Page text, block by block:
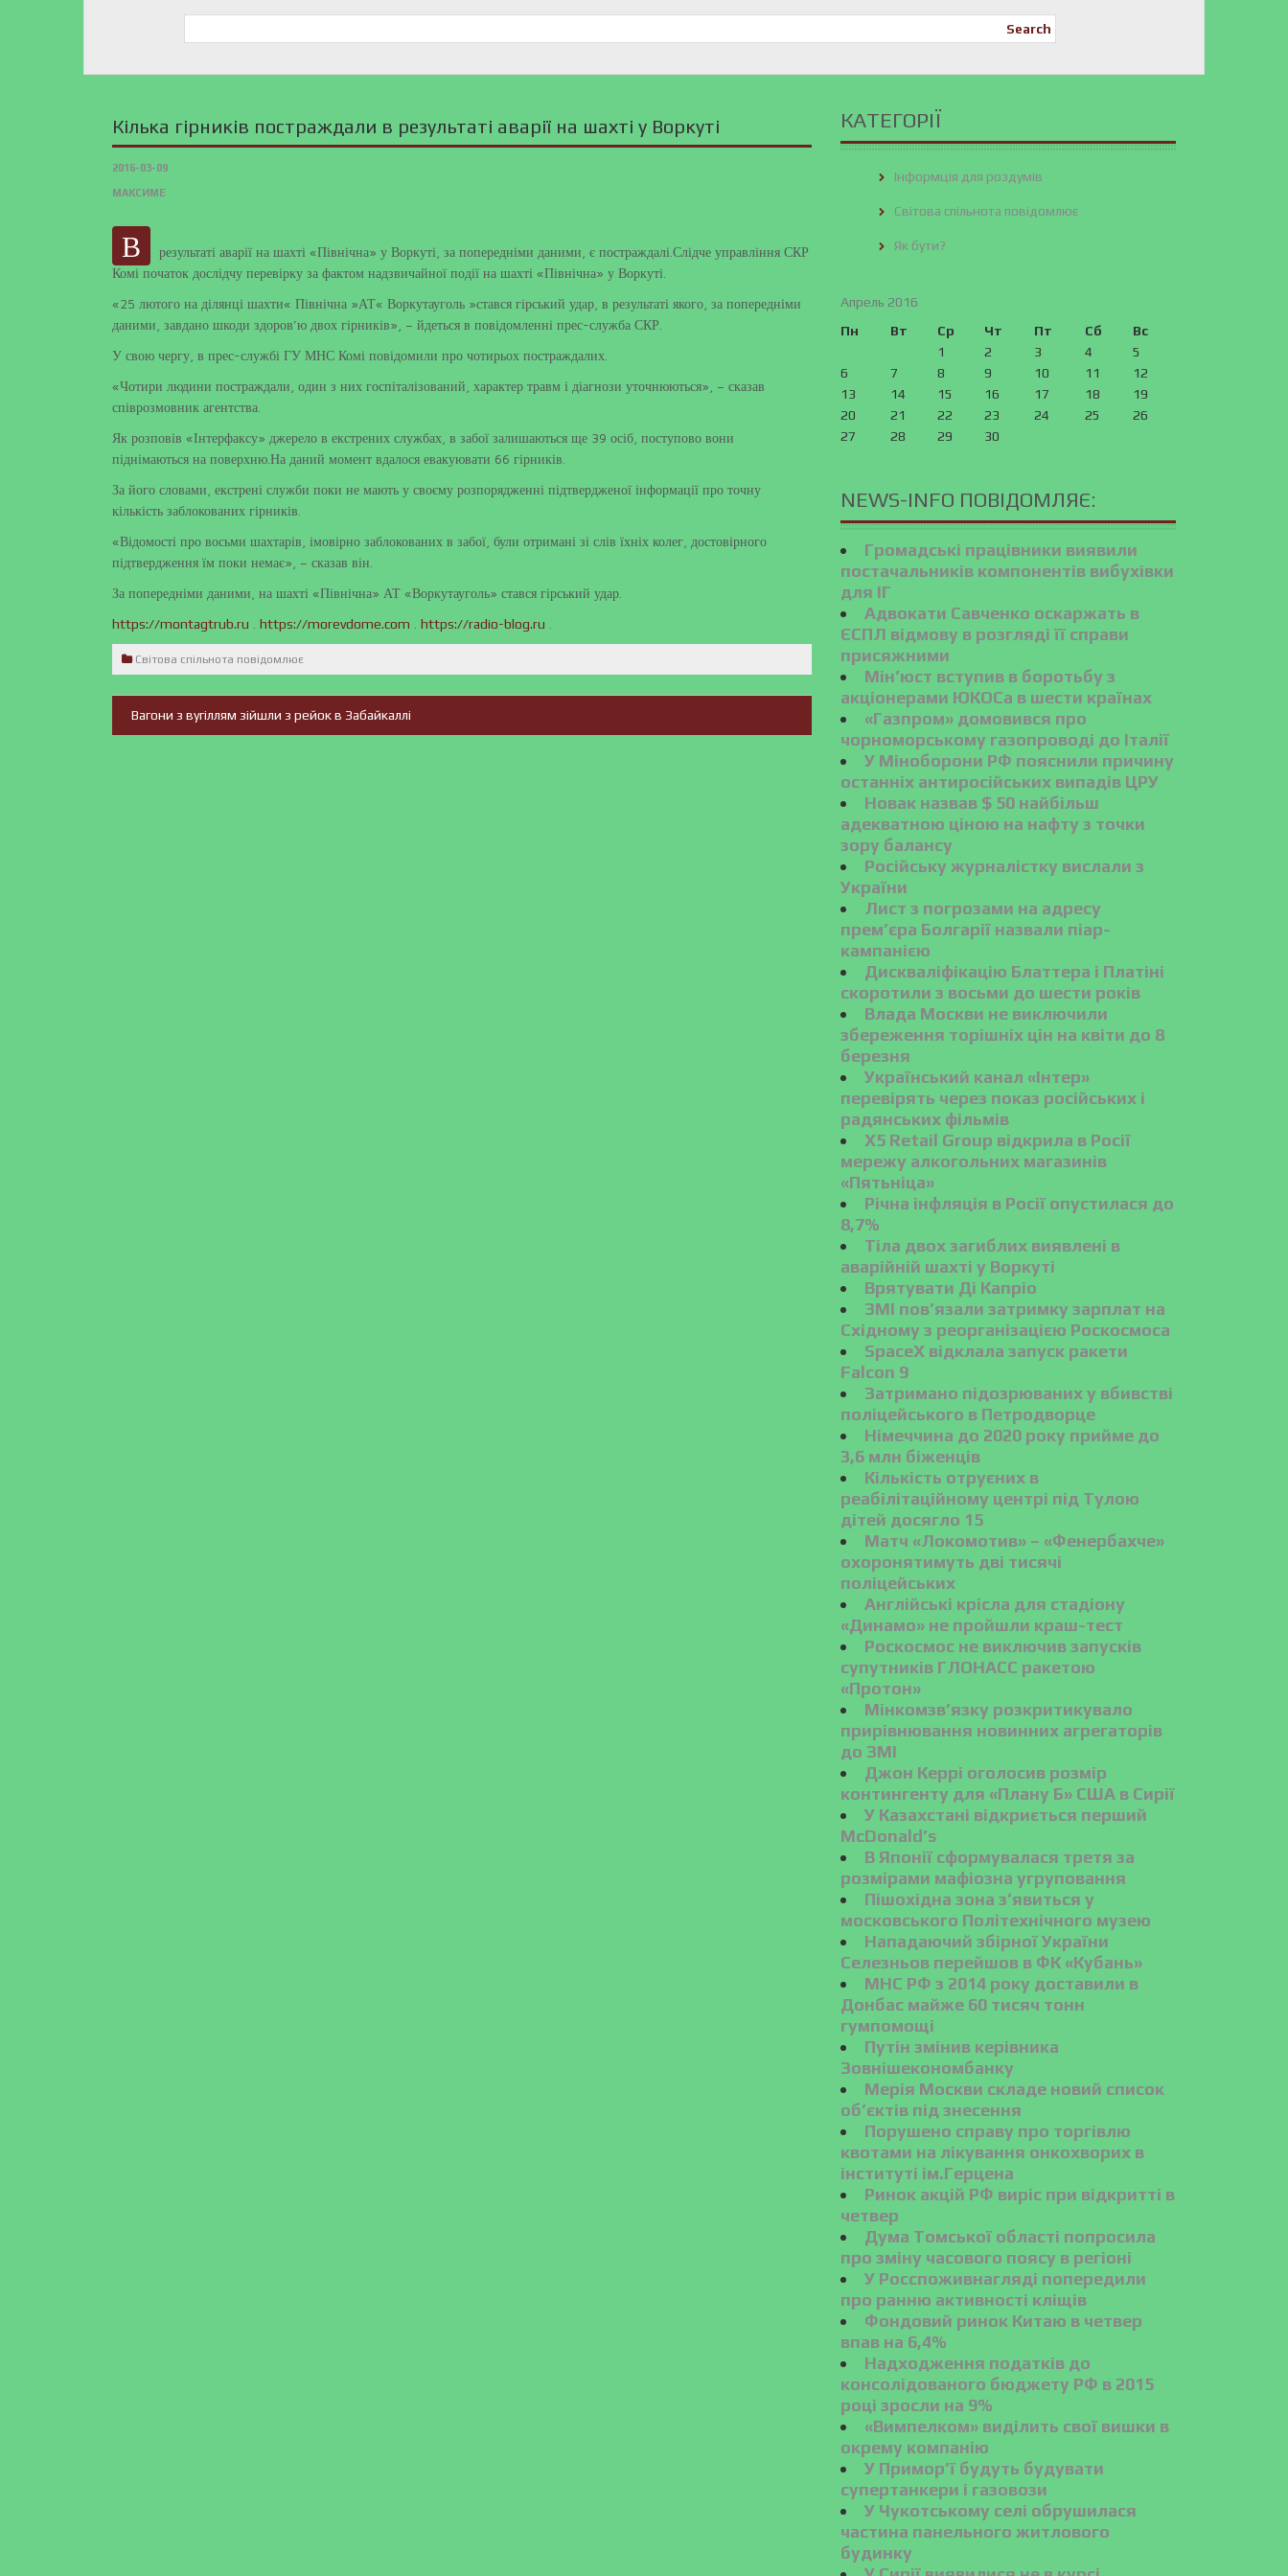
Search
Кілька гірників постраждали в результаті аварії на шахті у Воркуті
2016-03-09
МАКСИМЕ
В
результаті аварії на шахті «Північна» у Воркуті, за попередніми даними, є постраждалі.Слідче управління СКР
Комі початок дослідчу перевірку за фактом надзвичайної події на шахті «Північна» у Воркуті.
«25 лютого на ділянці шахти« Північна »АТ« Воркутауголь »стався гірський удар, в результаті якого, за попередніми
даними, завдано шкоди здоров’ю двох гірників», – йдеться в повідомленні прес-служба СКР.
У свою чергу, в прес-службі ГУ МНС Комі повідомили про чотирьох постраждалих.
«Чотири людини постраждали, один з них госпіталізований, характер травм і діагнози уточнюються», – сказав
співрозмовник агентства.
Як розповів «Інтерфаксу» джерело в екстрених службах, в забої залишаються ще 39 осіб, поступово вони
піднімаються на поверхню.На даний момент вдалося евакуювати 66 гірників.
За його словами, екстрені служби поки не мають у своєму розпорядженні підтвердженої інформації про точну
кількість заблокованих гірників.
«Відомості про восьми шахтарів, імовірно заблокованих в забої, були отримані зі слів їхніх колег, достовірного
підтвердження їм поки немає», – сказав він.
За попередніми даними, на шахті «Північна» АТ «Воркутауголь» стався гірський удар.
https://montagtrub.ru https://morevdome.com https://radio-blog.ru
Світова спільнота повідомлює
Навігація
Вагони з вугіллям зійшли з рейок в Забайкаллі
КАТЕГОРІЇ
Інформція для роздумів
Світова спільнота повідомлює
Як бути?
Апрель 2016
Пн
Вт Ср Чт Пт Сб
Вс
1
2 3 4
5
6
7 8 9 10 11
12
13
14 15 16 17 18
19
20
21 22 23 24 25
26
27
28 29 30
NEWS-INFO ПОВІДОМЛЯЄ:
Громадські працівники виявили
постачальників компонентів вибухівки
для ІГ
Адвокати Савченко оскаржать в
ЄСПЛ відмову в розгляді її справи
присяжними
Мін’юст вступив в боротьбу з
акціонерами ЮКОСа в шести країнах
«Газпром» домовився про
чорноморському газопроводі до Італії
У Міноборони РФ пояснили причину
останніх антиросійських випадів ЦРУ
Новак назвав $ 50 найбільш
адекватною ціною на нафту з точки
зору балансу
Російську журналістку вислали з
України
Лист з погрозами на адресу
прем’єра Болгарії назвали піар-
кампанією
Дискваліфікацію Блаттера і Платіні
скоротили з восьми до шести років
Влада Москви не виключили
збереження торішніх цін на квіти до 8
березня
Український канал «Інтер»
перевірять через показ російських і
радянських фільмів
X5 Retail Group відкрила в Росії
мережу алкогольних магазинів
«Пятьніца»
Річна інфляція в Росії опустилася до
8,7%
Тіла двох загиблих виявлені в
аварійній шахті у Воркуті
Врятувати Ді Капріо
ЗМІ пов’язали затримку зарплат на
Східному з реорганізацією Роскосмоса
SpaceX відклала запуск ракети
Falcon 9
Затримано підозрюваних у вбивстві
поліцейського в Петродворце
Німеччина до 2020 року прийме до
3,6 млн біженців
Кількість отруєних в
реабілітаційному центрі під Тулою
дітей досягло 15
Матч «Локомотив» – «Фенербахче»
охоронятимуть дві тисячі
поліцейських
Англійські крісла для стадіону
«Динамо» не пройшли краш-тест
Роскосмос не виключив запусків
супутників ГЛОНАСС ракетою
«Протон»
Мінкомзв’язку розкритикувало
прирівнювання новинних агрегаторів
до ЗМІ
Джон Керрі оголосив розмір
контингенту для «Плану Б» США в Сирії
У Казахстані відкриється перший
McDonald’s
В Японії сформувалася третя за
розмірами мафіозна угруповання
Пішохідна зона з’явиться у
московського Політехнічного музею
Нападаючий збірної України
Селезньов перейшов в ФК «Кубань»
МНС РФ з 2014 року доставили в
Донбас майже 60 тисяч тонн
гумпомощі
Путін змінив керівника
Зовнішекономбанку
Мерія Москви складе новий список
об’єктів під знесення
Порушено справу про торгівлю
квотами на лікування онкохворих в
інституті ім.Герцена
Ринок акцій РФ виріс при відкритті в
четвер
Дума Томської області попросила
про зміну часового поясу в регіоні
У Росспоживнагляді попередили
про ранню активності кліщів
Фондовий ринок Китаю в четвер
впав на 6,4%
Надходження податків до
консолідованого бюджету РФ в 2015
році зросли на 9%
«Вимпелком» виділить свої вишки в
окрему компанію
У Примор’ї будуть будувати
супертанкери і газовози
У Чукотському селі обрушилася
частина панельного житлового
будинку